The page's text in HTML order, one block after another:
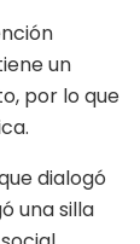
un
por lo que
dialogó
una silla